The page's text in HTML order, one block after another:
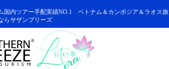
国内ツアー手配実績NO.1 ベトナム＆カンボジア＆ラオス旅
らサザンブリーズ